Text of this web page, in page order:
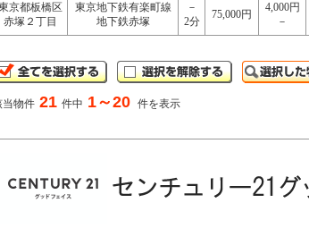
京都板橋区
赤塚２丁目
東京地下鉄有楽町線
地下鉄赤塚
－
2分
75,000円
4,000円
－
当物件 21 件中 1～20 件を表示